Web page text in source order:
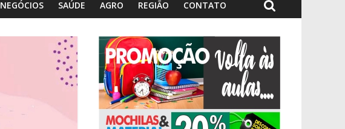
NEGÓCIOS SAÚDE AGRO REGIÃO CONTATO